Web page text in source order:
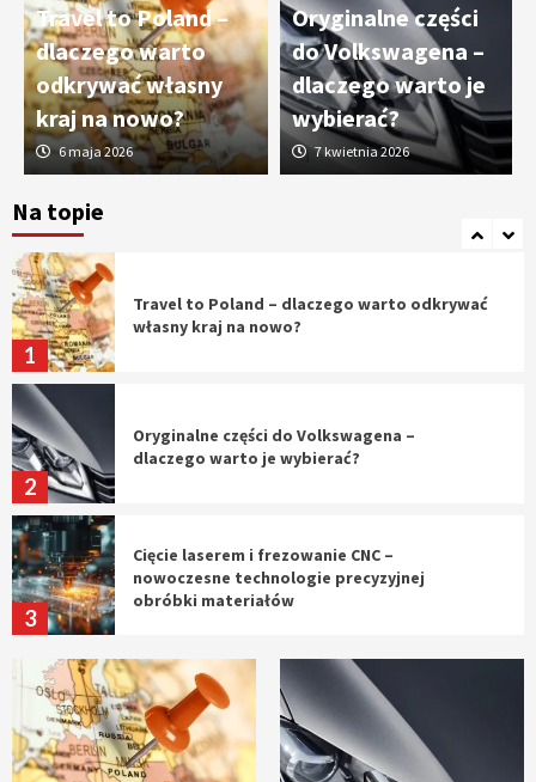
Travel to Poland –
dlaczego warto
odkrywać własny
kraj na nowo?
6 maja 2026
Oryginalne części
do Volkswagena –
dlaczego warto je
wybierać?
7 kwietnia 2026
Na topie
4
Czy sztuczna inteligencja wyprze pracę
geodety w przyszłości?
5
Tworzenie aplikacji internetowych – jak
1
Travel to Poland – dlaczego warto odkrywać
własny kraj na nowo?
2
Oryginalne części do Volkswagena –
dlaczego warto je wybierać?
3
Cięcie laserem i frezowanie CNC –
nowoczesne technologie precyzyjnej
obróbki materiałów
4
Czy sztuczna inteligencja wyprze pracę
geodety w przyszłości?